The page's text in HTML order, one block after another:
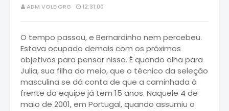
ADM VOLEIORG 12:31:00
O tempo passou, e Bernardinho nem percebeu.
Estava ocupado demais com os próximos
objetivos para pensar nisso. É quando olha para
Julia, sua filha do meio, que o técnico da seleção
masculina se dá conta de que a caminhada à
frente da equipe já tem 15 anos. Naquele 4 de
maio de 2001, em Portugal, quando assumiu o